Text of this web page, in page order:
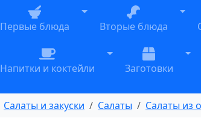
Первые блюда
Toggle Dropdown
Вторые блюда
Напитки и коктейли
Toggle Dropdown
Заготовки
Салаты и закуски Салаты Салаты из